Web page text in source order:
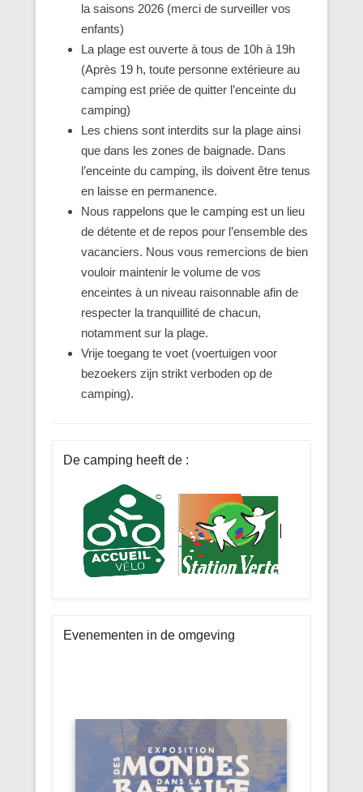
la saisons 2026 (merci de surveiller vos
enfants)
La plage est ouverte à tous de 10h à 19h
(Après 19 h, toute personne extérieure au
camping est priée de quitter l’enceinte du
camping)
Les chiens sont interdits sur la plage ainsi
que dans les zones de baignade. Dans
l’enceinte du camping, ils doivent être tenus
en laisse en permanence.
Nous rappelons que le camping est un lieu
de détente et de repos pour l’ensemble des
vacanciers. Nous vous remercions de bien
vouloir maintenir le volume de vos
enceintes à un niveau raisonnable afin de
respecter la tranquillité de chacun,
notamment sur la plage.
Vrije toegang te voet (voertuigen voor
bezoekers zijn strikt verboden op de
camping).
De camping heeft de :
Evenementen in de omgeving